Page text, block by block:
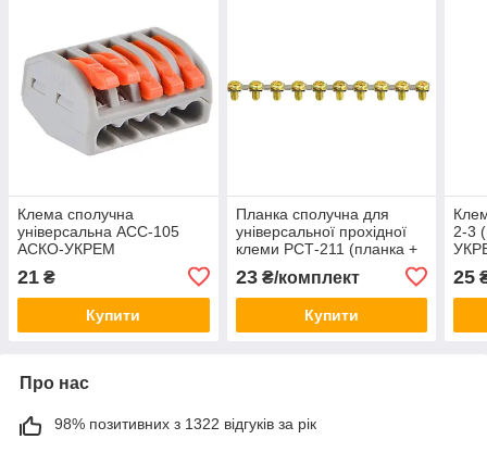
Клема сполучна
універсальна АСС-105
АСКО-УКРЕМ
21 ₴
Купити
Планка сполучна для
універсальної прохідної
клеми РСТ-211 (планка +
10 гвинтів) АСКО-УКРЕМ
(A0130010116))
23₴/комплект
Купити
2-3
25
Про нас
98% позитивних з 1322 відгуків за рік